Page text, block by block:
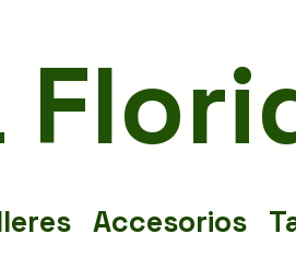
Accesorios